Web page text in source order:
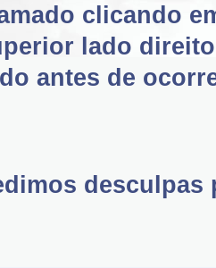
clicando
lado
antes de